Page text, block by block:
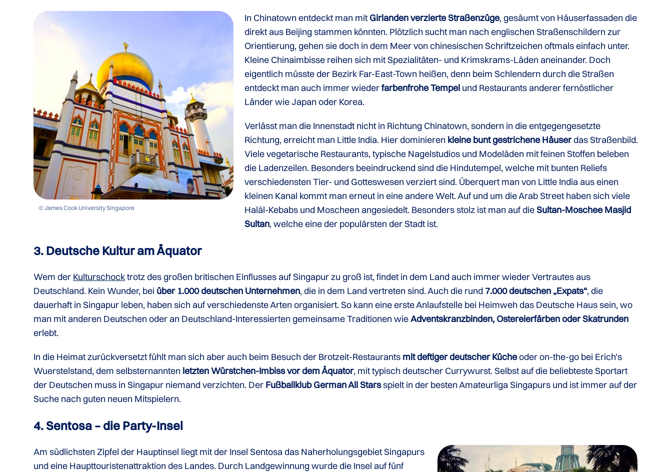
© James Cook University Singapore
In Chinatown entdeckt man mitGirlanden verzierte Straßenzüge, gesäumt von Häuserfassaden die
direkt aus Beijing stammen könnten. Plötzlich sucht man nach englischen Straßenschildern zur
Orientierung, gehen sie doch in dem Meer von chinesischen Schriftzeichen oftmals einfach unter.
Kleine Chinaimbisse reihen sich mit Spezialitäten- und Krimskrams-Läden aneinander. Doch
eigentlich müsste der Bezirk Far-East-Town heißen, denn beim Schlendern durch die Straßen
entdeckt man auch immer wiederfarbenfrohe Tempel und Restaurants anderer fernöstlicher
Länder wie Japan oder Korea.
Verlässt man die Innenstadt nicht in Richtung Chinatown, sondern in die entgegengesetzte
Richtung, erreicht man Little India. Hier dominieren kleine bunt gestrichene Häuserdas Straßenbild.
Viele vegetarische Restaurants, typische Nagelstudios und Modeläden mit feinen Stoffen beleben
die Ladenzeilen. Besonders beeindruckend sind die Hindutempel, welche mit bunten Reliefs
verschiedensten Tier- und Gotteswesen verziert sind. Überquert man von Little India aus einen
kleinen Kanal kommt man erneut in eine andere Welt. Auf und um die Arab Street haben sich viele
Halāl-Kebabs und Moscheen angesiedelt. Besonders stolz ist man auf dieSultan-Moschee Masjid
Sultan, welche eine der populärsten der Stadt ist.
3. Deutsche Kultur am Äquator
Wem der Kulturschocktrotz des großen britischen Einflusses auf Singapur zu groß ist, findet in dem Land auch immer wieder Vertrautes aus
Deutschland. Kein Wunder, bei über 1.000 deutschen Unternehmen, die in dem Land vertreten sind. Auch die rund 7.000 deutschen „Expats“, die
dauerhaft in Singapur leben, haben sich auf verschiedenste Arten organisiert. So kann eine erste Anlaufstelle bei Heimweh das Deutsche Haus sein, wo
man mit anderen Deutschen oder an Deutschland-Interessierten gemeinsame Traditionen wieAdventskranzbinden, Ostereierfärben oder Skatrunden
erlebt.
In die Heimat zurückversetzt fühlt man sich aber auch beim Besuch der Brotzeit-Restaurants mit deftiger deutscher Kücheoder on-the-go bei Erich’s
Wuerstelstand, dem selbsternannten letzten Würstchen-Imbiss vor dem Äquator, mit typisch deutscher Currywurst. Selbst auf die beliebteste Sportart
der Deutschen muss in Singapur niemand verzichten. Der Fußballklub German All Starsspielt in der besten Amateurliga Singapurs und ist immer auf der
Suche nach guten neuen Mitspielern.
4. Sentosa – die Party-Insel
Am südlichsten Zipfel der Hauptinsel liegt mit der Insel Sentosa das Naherholungsgebiet Singapurs
und eine Haupttouristenattraktion des Landes. Durch Landgewinnung wurde die Insel auf fünf